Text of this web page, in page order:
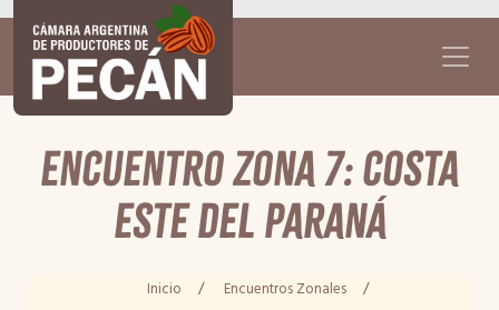
ENCUENTRO ZONA 7: COSTA
ESTE DEL PARANÁ
Inicio / Encuentros Zonales
/